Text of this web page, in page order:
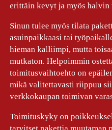
erittäin kevyt ja myös halvin
Sinun tulee myös tilata
asuinpaikkaasi tai
hieman kalliimpi, mutta
mutkaton. Helpoimmin
toimitusvaihtoehto on
mikä valitettavasti riippuu
verkkokaupan toimivan
Toimituskyky on
tarvitset pakettia muutaman